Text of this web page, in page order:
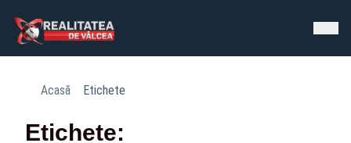
Acasă Etichete
Etichete: